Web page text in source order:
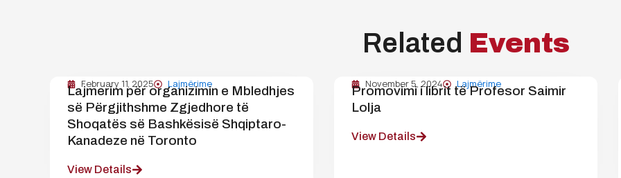
Related Events
February 11, 2025 Lajmërime
Lajmerim për organizimin e Mbledhjes
së Përgjithshme Zgjedhore të
Shoqatës së Bashkësisë Shqiptaro-
Kanadeze në Toronto
View Details
November 5, 2024 Lajmërime
Promovimi i librit të Profesor Saimir
Lolja
View Details